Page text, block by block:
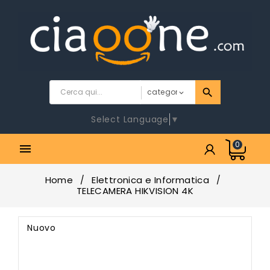
Select Language ▼
 0
Home
Elettronica e Informatica
TELECAMERA HIKVISION 4K
Nuovo